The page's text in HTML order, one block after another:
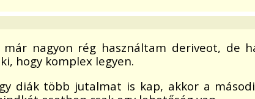
nagyon rég használtam deriveot, de
hogy komplex legyen.
diák több jutalmat is kap, akkor a